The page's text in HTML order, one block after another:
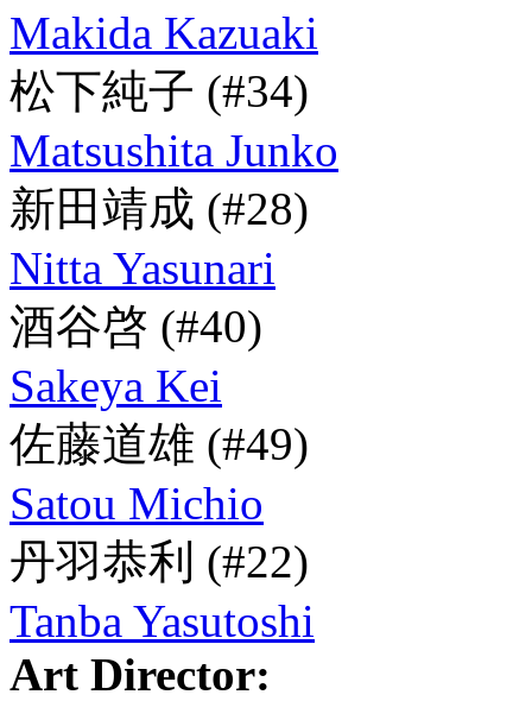
Makida Kazuaki
松下純子 (#34)
Matsushita Junko
新田靖成 (#28)
Nitta Yasunari
酒谷啓 (#40)
Sakeya Kei
佐藤道雄 (#49)
Satou Michio
丹羽恭利 (#22)
Tanba Yasutoshi
Art Director: